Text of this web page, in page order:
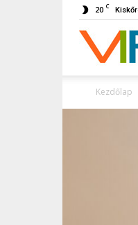
20 C
VIRA
Kezdőlap